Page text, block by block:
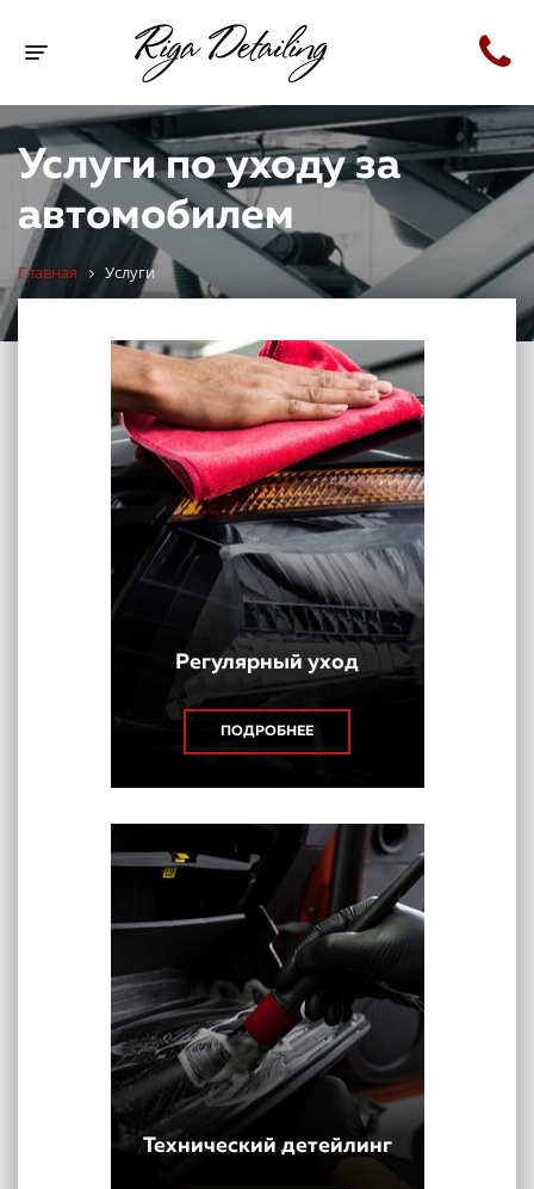
Toggle navigation
Услуги по уходу за
автомобилем
Главная Услуги
Регулярный уход
ПОДРОБНЕЕ
Технический детейлинг